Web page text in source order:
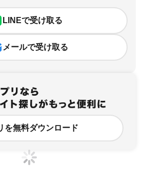
LINEで受け取る
メールで受け取る
を無料ダウンロード